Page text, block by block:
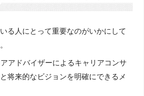
る人にとって重要なのがいかにして
アドバイザーによるキャリアコンサ
将来的なビジョンを明確にできるメ